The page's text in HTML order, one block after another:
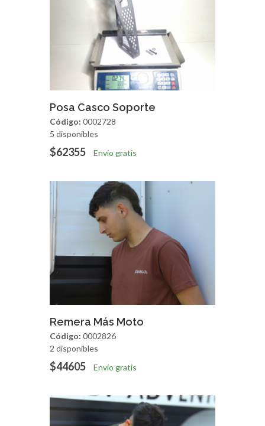
Agregar
Posa Casco Soporte
Código: 0002728
5 disponibles
$62355 Envío gratis
Agregar
Remera Más Moto
Código: 0002826
2 disponibles
$44605 Envío gratis